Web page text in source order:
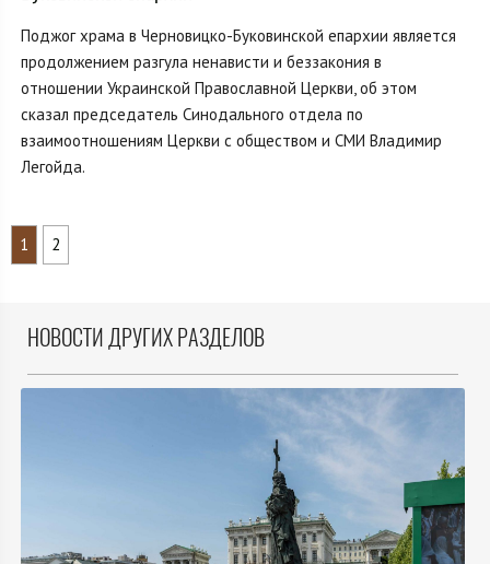
Поджог храма в Черновицко-Буковинской епархии является
продолжением разгула ненависти и беззакония в
отношении Украинской Православной Церкви, об этом
сказал председатель Синодального отдела по
взаимоотношениям Церкви с обществом и СМИ Владимир
Легойда.
1 2
НОВОСТИ ДРУГИХ РАЗДЕЛОВ